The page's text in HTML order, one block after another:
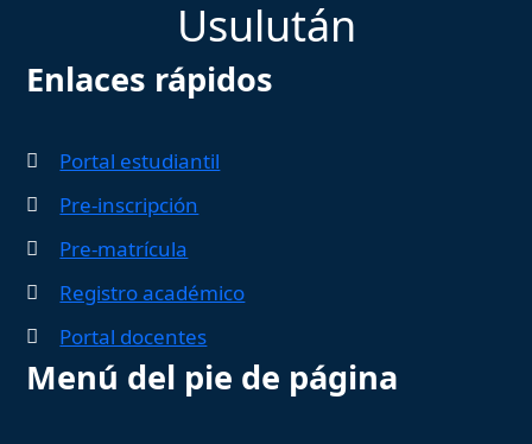
Usulután
Enlaces rápidos
Portal estudiantil
Pre-inscripción
Pre-matrícula
Registro académico
Portal docentes
Menú del pie de página